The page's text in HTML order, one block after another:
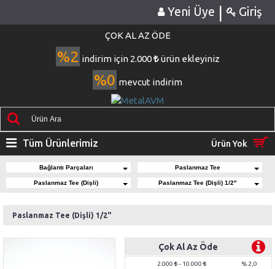
Yeni Üye | Giriş
ÇOK AL AZ ÖDE
%2 indirim için 2.000 ürün ekleyiniz
%0 mevcut indirim
Ürün Yok
Tüm Ürünlerimiz
Bağlantı Parçaları Paslanmaz Tee
Paslanmaz Tee (Dişli) Paslanmaz Tee (Dişli) 1/2"
Paslanmaz Tee (Dişli) 1/2"
Çok Al Az Öde
2.000 - 10.000 % 2,0